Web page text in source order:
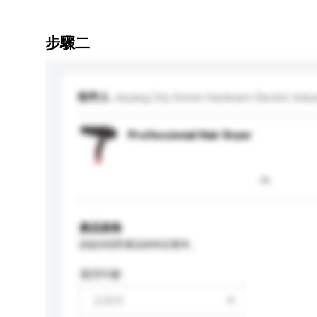
步驟二
收件人 Jieyang City Enmei Hardware Electric
Professional Hair Dryer
產品規格
適用年齡